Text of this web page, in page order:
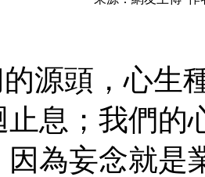
源頭，心生
止息；我們的
為妄念就是